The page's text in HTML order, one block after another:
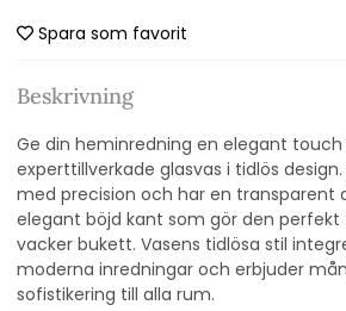
Spara som favorit
Beskrivning
Ge din heminredning en elegant
experttillverkade glasvas i tidlös
med precision och har en transparent
elegant böjd kant som gör den
vacker bukett. Vasens tidlösa stil
moderna inredningar och erbjuder
sofistikering till alla rum.